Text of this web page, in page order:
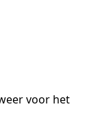
voor het